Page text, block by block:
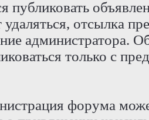
публиковать
отсылка
администратора.
только с
форума